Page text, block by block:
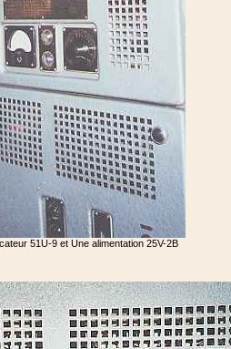
51U-9 et Une alimentation 25V-2B